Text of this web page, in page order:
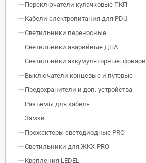
Переключатели кулачковые ПКП
Кабели электропитания для PDU
Светильники переносные
Светильники аварийные ДПА
Светильники аккумуляторные. фонари
Выключатели концевые и путевые
Предохранители и доп. устройства
Разъемы для кабеля
Замки
Прожекторы светодиодные PRO
Светильники для ЖКХ PRO
Крепления LEDEL